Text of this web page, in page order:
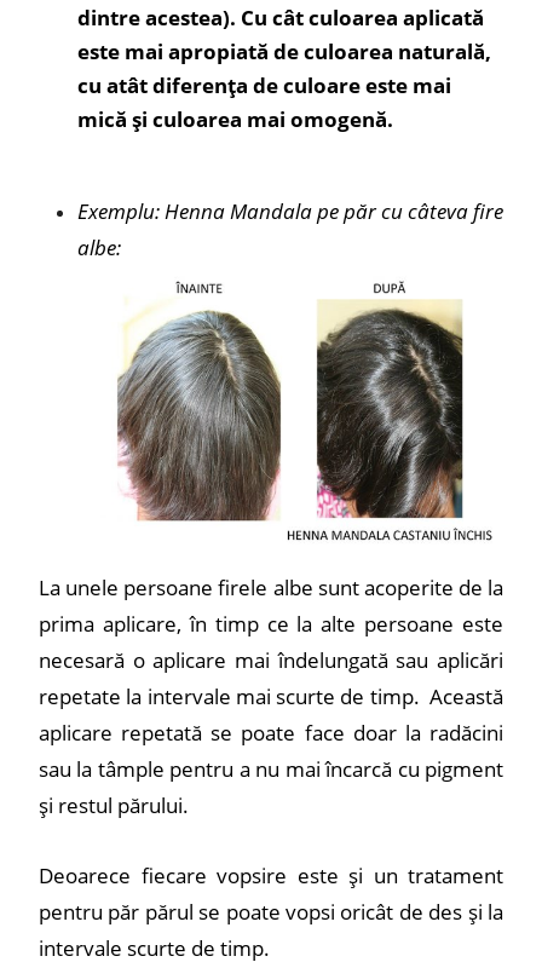
dintre acestea). Cu cât culoarea aplicată
este mai apropiată de culoarea naturală,
cu atât diferența de culoare este mai
mică și culoarea mai omogenă.
Exemplu: Henna Mandala pe păr cu câteva fire
albe:
La unele persoane firele albe sunt acoperite de la
prima aplicare, în timp ce la alte persoane este
necesară o aplicare mai îndelungată sau aplicări
repetate la intervale mai scurte de timp. Această
aplicare repetată se poate face doar la radăcini
sau la tâmple pentru a nu mai încarcă cu pigment
și restul părului.
Deoarece fiecare vopsire este și un tratament
pentru păr părul se poate vopsi oricât de des și la
intervale scurte de timp.